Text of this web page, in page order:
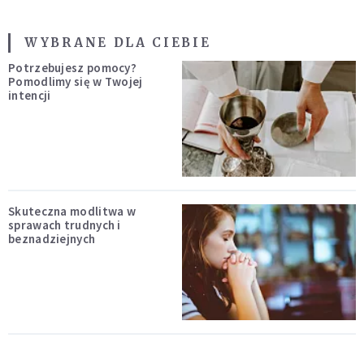
WYBRANE DLA CIEBIE
Potrzebujesz pomocy?
Pomodlimy się w Twojej
intencji
Skuteczna modlitwa w
sprawach trudnych i
beznadziejnych